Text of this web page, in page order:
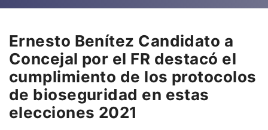
Ernesto Benítez Candidato a
Concejal por el FR destacó el
cumplimiento de los protocolos
de bioseguridad en estas
elecciones 2021